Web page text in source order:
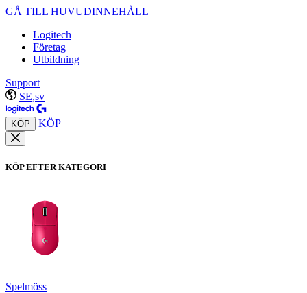
GÅ TILL HUVUDINNEHÅLL
Logitech
Företag
Utbildning
Support
SE,sv
KÖP KÖP
KÖP EFTER KATEGORI
Spelmöss